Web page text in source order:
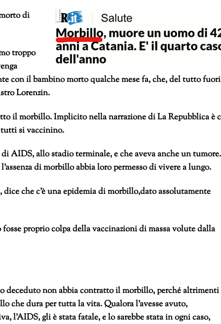
di
troppo
con il bambino morto qualche mese fa, che, del tutto fuori
Lorenzin.
il morbillo. Implicito nella narrazione di La Repubblica è
tutti si vaccinino.
AIDS, allo stadio terminale, e che aveva anche un tumore.
di morbillo abbia loro permesso di vivere a lungo.
che c’è una epidemia di morbillo,dato assolutamente
proprio colpa della vaccinazioni di massa volute dalla
deceduto non abbia contratto il morbillo, perché altrimenti
che dura per tutta la vita. Qualora l’avesse avuto,
l’AIDS, gli è stata fatale, e lo sarebbe stata in ogni caso,